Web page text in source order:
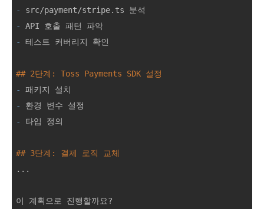
-
-
-
테스트 커버리지 확인
## 2단계: Toss Payments SDK 설정
-
-
-
타입 정의
## 3단계: 결제 로직 교체
...